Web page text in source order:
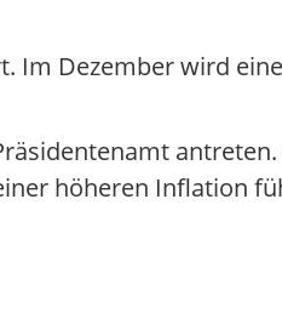
Im Dezember wird eine
antreten.
höheren Inflation